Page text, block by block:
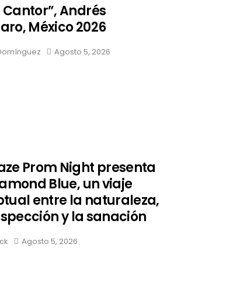
Cantor”, Andrés
México 2026
Agosto 5, 2026
Prom Night presenta
Blue, un viaje
entre la naturaleza,
y la sanación
Agosto 5, 2026